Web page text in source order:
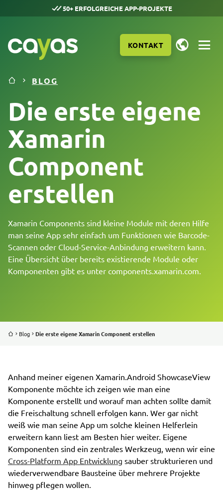
50+ ERFOLGREICHE APP-PROJEKTE
LEISTUNGEN
REFERENZEN
BLOG
JOBS
KONTAKT
BLOG
Die erste eigene
Xamarin
Component
erstellen
Xamarin Components sind kleine Module mit deren Hilfe
man seine App sehr einfach um Funktionen wie Barcode-
Scannen oder Cloud-Service-Anbindung erweitern kann.
Eine Übersicht über bereits existierende Module oder
Komponenten gibt es unter components.xamarin.com.
Blog Die erste eigene Xamarin Component erstellen
Anhand meiner eigenen Xamarin.Android ShowcaseView
Komponente möchte ich zeigen wie man eine
Komponente erstellt und worauf man achten sollte damit
die Freischaltung schnell erfolgen kann. Wer gar nicht
weiß wie man seine App um solche kleinen Helferlein
erweitern kann liest am Besten hier weiter. Eigene
Komponenten sind ein zentrales Werkzeug, wenn wir eine
Cross-Platform App Entwicklung sauber strukturieren und
wiederverwendbare Bausteine über mehrere Projekte
hinweg pflegen wollen.